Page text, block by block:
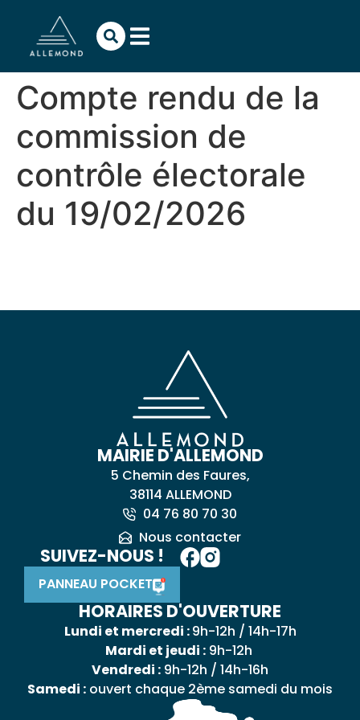
Compte rendu de la
commission de
contrôle électorale
du 19/02/2026
MAIRIE D'ALLEMOND
5 Chemin des Faures,
38114 ALLEMOND
04 76 80 70 30
Nous contacter
SUIVEZ-NOUS !
PANNEAU POCKET
HORAIRES D'OUVERTURE
Lundi et mercredi :9h-12h / 14h-17h
Mardi et jeudi :9h-12h
Vendredi : 9h-12h / 14h-16h
Samedi : ouvert chaque 2ème samedi du mois